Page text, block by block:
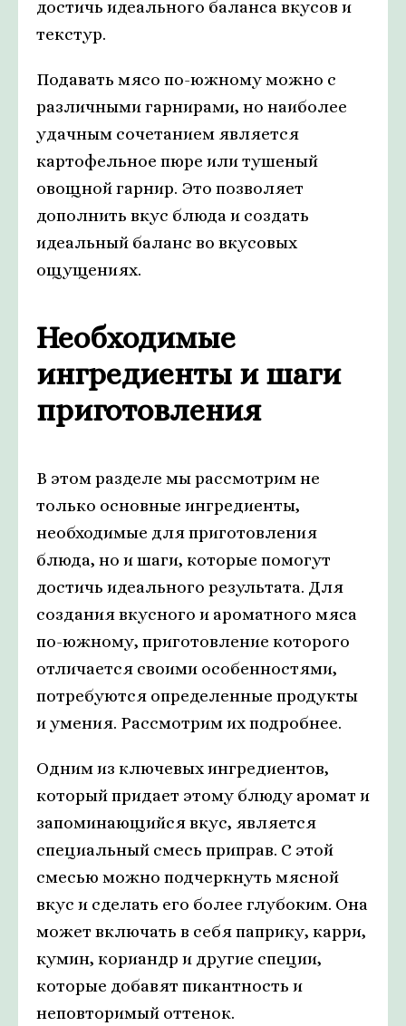
достичь идеального баланса вкусов и
текстур.
Подавать мясо по-южному можно с
различными гарнирами, но наиболее
удачным сочетанием является
картофельное пюре или тушеный
овощной гарнир. Это позволяет
дополнить вкус блюда и создать
идеальный баланс во вкусовых
ощущениях.
Необходимые
ингредиенты и шаги
приготовления
В этом разделе мы рассмотрим не
только основные ингредиенты,
необходимые для приготовления
блюда, но и шаги, которые помогут
достичь идеального результата. Для
создания вкусного и ароматного мяса
по-южному, приготовление которого
отличается своими особенностями,
потребуются определенные продукты
и умения. Рассмотрим их подробнее.
Одним из ключевых ингредиентов,
который придает этому блюду аромат и
запоминающийся вкус, является
специальный смесь приправ. С этой
смесью можно подчеркнуть мясной
вкус и сделать его более глубоким. Она
может включать в себя паприку, карри,
кумин, кориандр и другие специи,
которые добавят пикантность и
неповторимый оттенок.